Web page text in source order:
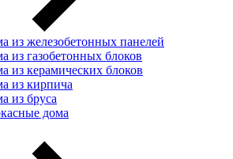
из железобетонных панелей
из газобетонных блоков
из керамических блоков
из кирпича
из бруса
дома